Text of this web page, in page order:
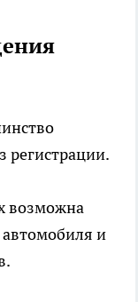
регистрации.
возможна
и